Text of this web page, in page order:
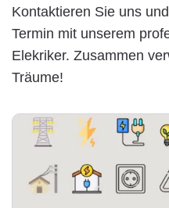
Kontaktieren Sie uns
Termin mit unserem
Elekriker. Zusammen
Träume!